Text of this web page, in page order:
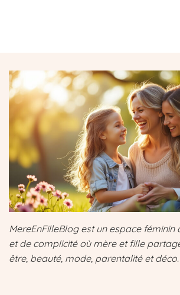
MereEnFilleBlog est un espace féminin
et de complicité où mère et fille
être, beauté, mode, parentalité et déco.